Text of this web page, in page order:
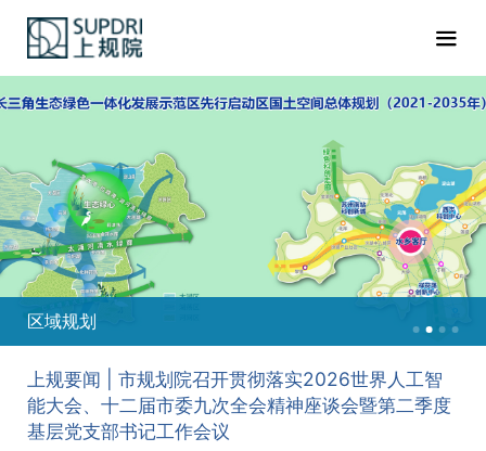
区域规划
上规要闻 | 市规划院召开贯彻落实2026世界人工智
能大会、十二届市委九次全会精神座谈会暨第二季度
基层党支部书记工作会议